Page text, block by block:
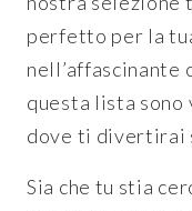
perfetto per la
nell’affascinante
questa lista
dove ti divertirai
Sia che tu stia